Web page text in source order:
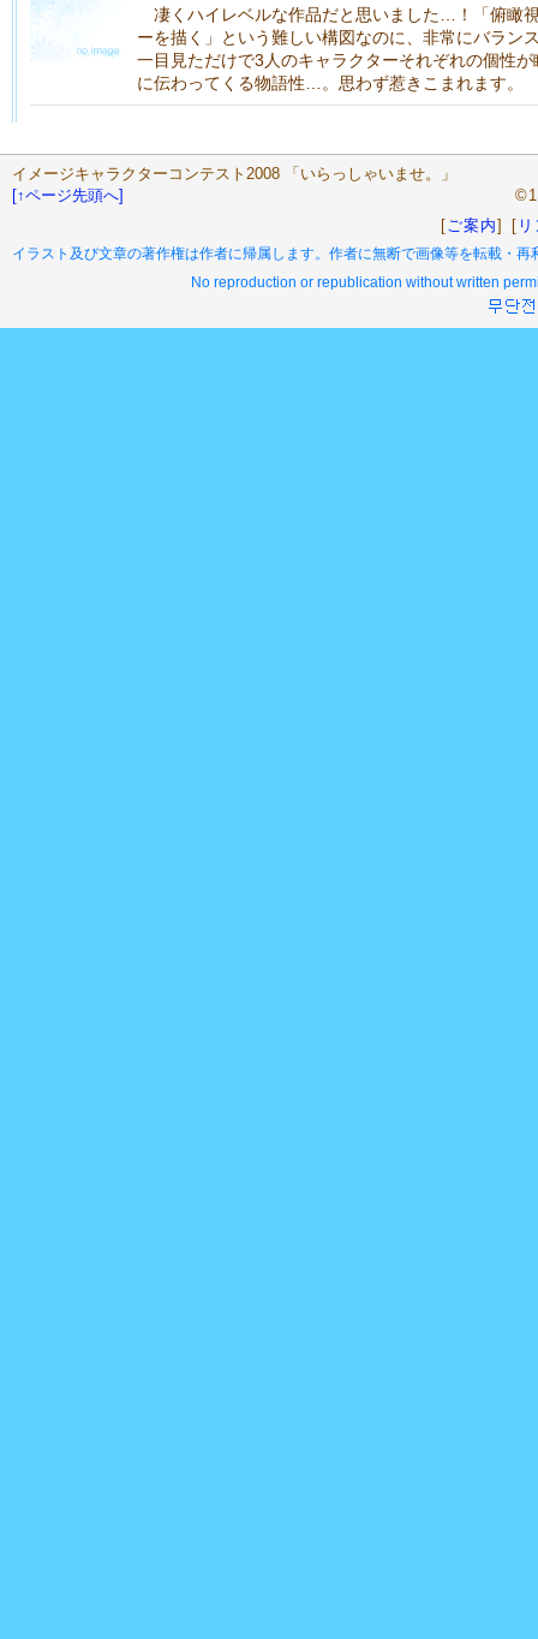
凄くハイレベルな作品だと思いました…！「俯瞰
ーを描く」という難しい構図なのに、非常にバラン
一目見ただけで3人のキャラクターそれぞれの個性
に伝わってくる物語性…。思わず惹きこまれます。
イメージキャラクターコンテスト2008 「いらっしゃいませ。」
[↑ページ先頭へ]
[ご案内] [
イラスト及び文章の著作権は作者に帰属します。作者に無断で画像等を転載・
No reproduction or republication without written